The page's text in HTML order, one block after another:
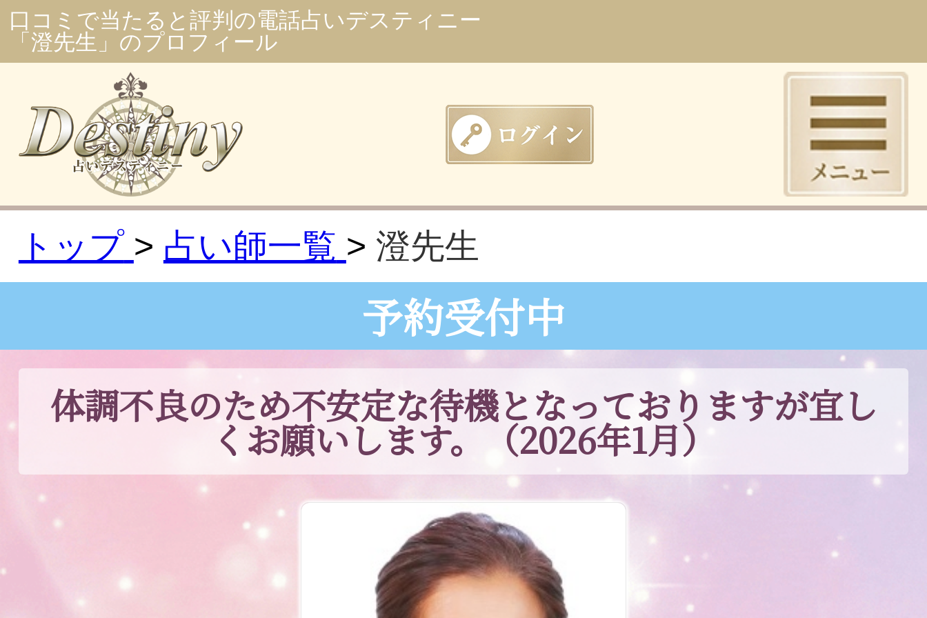
口コミで当たると評判の電話占いデスティニー
「澄先生」のプロフィール
トップ 占い師一覧 澄先生
予約受付中
体調不良のため不安定な待機となっておりますが宜し
くお願いします。（2026年1月）